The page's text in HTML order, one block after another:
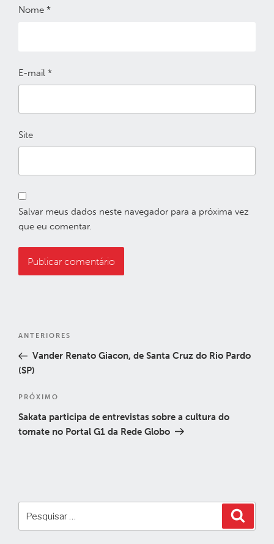
Nome *
E-mail *
Site
Salvar meus dados neste navegador para a próxima vez
que eu comentar.
Navegação
Post
Post
anterior
ANTERIORES
Vander Renato Giacon, de Santa Cruz do Rio Pardo
(SP)
Próximo
post
PRÓXIMO
Sakata participa de entrevistas sobre a cultura do
tomate no Portal G1 da Rede Globo
por: